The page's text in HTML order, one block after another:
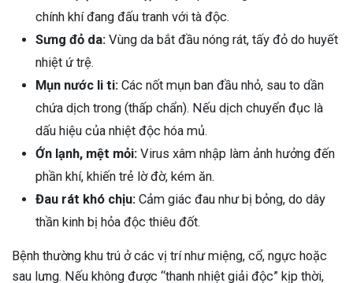
Sau Sinh Có Tự Khỏi
Thông Tin Cần Biết
sau sinh là tình trạng viêm da
phổ biến, khiến đôi bàn tay,
chính khí đang đấu tranh với tà độc.
Sưng đỏ da: Vùng da bắt đầu nóng rát, tấy đỏ do huyết
nhiệt ứ trệ.
Mụn nước li ti: Các nốt mụn ban đầu nhỏ, sau to dần
chứa dịch trong (thấp chẩn). Nếu dịch chuyển đục là
dấu hiệu của nhiệt độc hóa mủ.
Ớn lạnh, mệt mỏi: Virus xâm nhập làm ảnh hưởng đến
phần khí, khiến trẻ lờ đờ, kém ăn.
Đau rát khó chịu: Cảm giác đau như bị bỏng, do dây
thần kinh bị hỏa độc thiêu đốt.
Bệnh thường khu trú ở các vị trí như miệng, cổ, ngực hoặc
sau lưng. Nếu không được “thanh nhiệt giải độc” kịp thời,